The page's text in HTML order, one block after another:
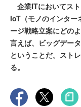
企業ITにおいてスト
IoT（モノのインター
ージ戦略立案にどの
言えば、ビッグデー
ということだ。スト
る。